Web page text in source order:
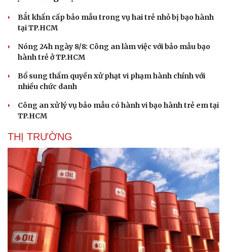
Văn hóa
Sân khấu - Điện ảnh
Văn học
Âm nhạc
Di sản
Giải trí
Nghệ sĩ
Thời trang
Sao Việt
Bắt khẩn cấp bảo mẫu trong vụ hai trẻ nhỏ bị bạo hành
tại TP.HCM
Nóng 24h ngày 8/8: Công an làm việc với bảo mẫu bạo
hành trẻ ở TP.HCM
Bổ sung thẩm quyền xử phạt vi phạm hành chính với
nhiều chức danh
Công an xử lý vụ bảo mẫu có hành vi bạo hành trẻ em tại
TP.HCM
THỊ TRƯỜNG